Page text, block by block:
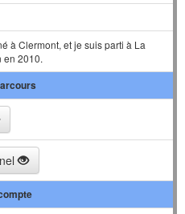
à Clermont, et je suis parti à La
en 2010.